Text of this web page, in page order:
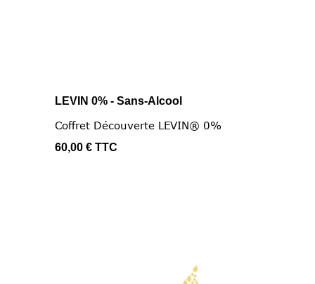
LEVIN 0% - Sans-Alcool
Coffret Découverte LEVIN® 0%
60,00 € TTC